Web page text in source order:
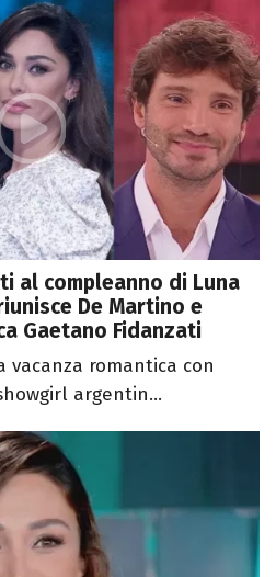
al compleanno di Luna
De Martino e
Gaetano Fidanzati
vacanza romantica con
argentin...